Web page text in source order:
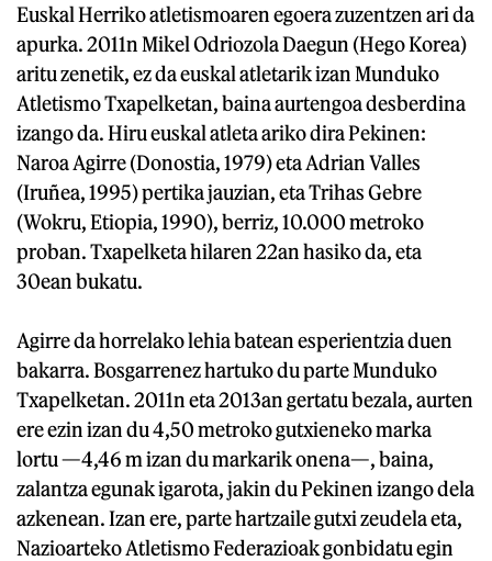
Euskal Herriko atletismoaren egoera zuzentzen ari da
apurka. 2011n Mikel Odriozola Daegun (Hego Korea)
aritu zenetik, ez da euskal atletarik izan Munduko
Atletismo Txapelketan, baina aurtengoa desberdina
izango da. Hiru euskal atleta ariko dira Pekinen:
Naroa Agirre (Donostia, 1979) eta Adrian Valles
(Iruñea, 1995) pertika jauzian, eta Trihas Gebre
(Wokru, Etiopia, 1990), berriz, 10.000 metroko
proban. Txapelketa hilaren 22an hasiko da, eta
30ean bukatu.
Agirre da horrelako lehia batean esperientzia duen
bakarra. Bosgarrenez hartuko du parte Munduko
Txapelketan. 2011n eta 2013an gertatu bezala, aurten
ere ezin izan du 4,50 metroko gutxieneko marka
lortu —4,46 m izan du markarik onena—, baina,
zalantza egunak igarota, jakin du Pekinen izango dela
azkenean. Izan ere, parte hartzaile gutxi zeudela eta,
Nazioarteko Atletismo Federazioak gonbidatu egin